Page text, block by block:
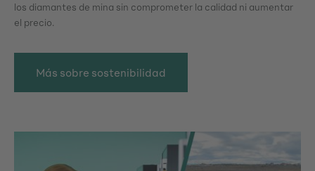
los diamantes de mina sin comprometer la calidad ni aumentar
el precio.
Más sobre sostenibilidad